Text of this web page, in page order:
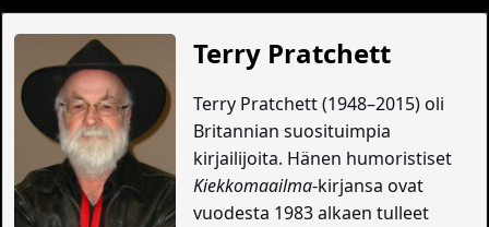
Terry Pratchett
Terry Pratchett (1948–2015) oli
Britannian suosituimpia
kirjailijoita. Hänen humoristiset
Kiekkomaailma-kirjansa ovat
vuodesta 1983 alkaen tulleet